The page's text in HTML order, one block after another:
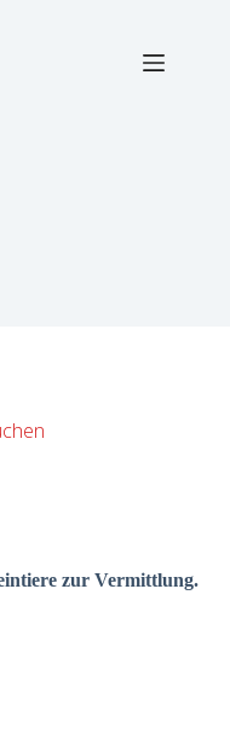
zur Vermittlung.